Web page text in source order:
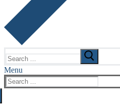
for:
Menu
Search
for: